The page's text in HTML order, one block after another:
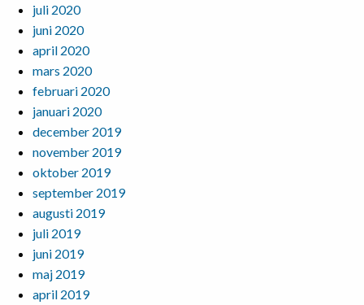
juli 2020
juni 2020
april 2020
mars 2020
februari 2020
januari 2020
december 2019
november 2019
oktober 2019
september 2019
augusti 2019
juli 2019
juni 2019
maj 2019
april 2019